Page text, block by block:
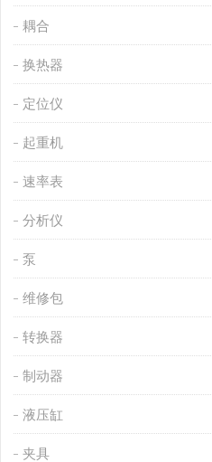
耦合
换热器
定位仪
起重机
速率表
分析仪
泵
维修包
转换器
制动器
液压缸
夹具